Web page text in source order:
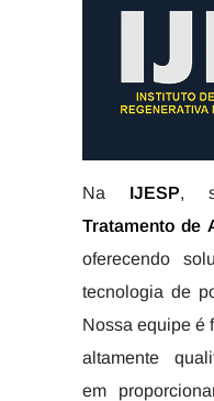
Na IJESP,
Tratamento de
oferecendo
tecnologia de
Nossa equipe é
altamente
em